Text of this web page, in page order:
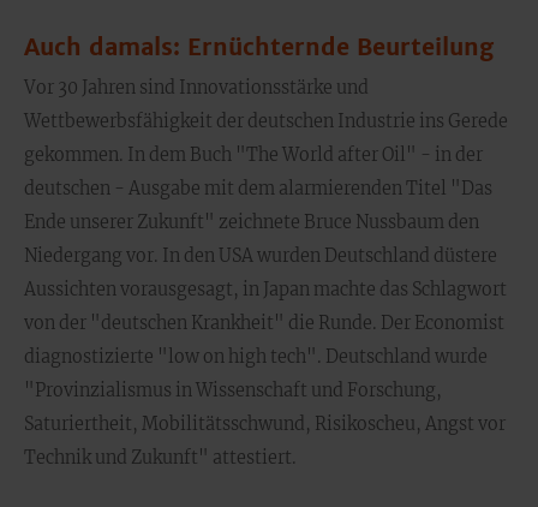
Auch damals: Ernüchternde Beurteilung
Vor 30 Jahren sind Innovationsstärke und
Wettbewerbsfähigkeit der deutschen Industrie ins Gerede
gekommen. In dem Buch "The World after Oil" - in der
deutschen - Ausgabe mit dem alarmierenden Titel "Das
Ende unserer Zukunft" zeichnete Bruce Nussbaum den
Niedergang vor. In den USA wurden Deutschland düstere
Aussichten vorausgesagt, in Japan machte das Schlagwort
von der "deutschen Krankheit" die Runde. Der Economist
diagnostizierte "low on high tech". Deutschland wurde
"Provinzialismus in Wissenschaft und Forschung,
Saturiertheit, Mobilitätsschwund, Risikoscheu, Angst vor
Technik und Zukunft" attestiert.